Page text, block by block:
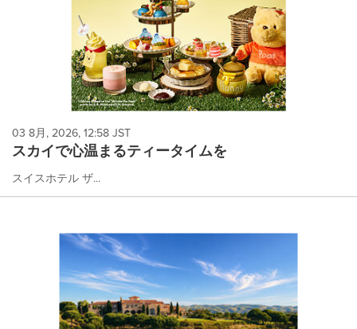
03 8月, 2026, 12:58 JST
スカイで心温まるティータイムを
スイスホテル ザ...